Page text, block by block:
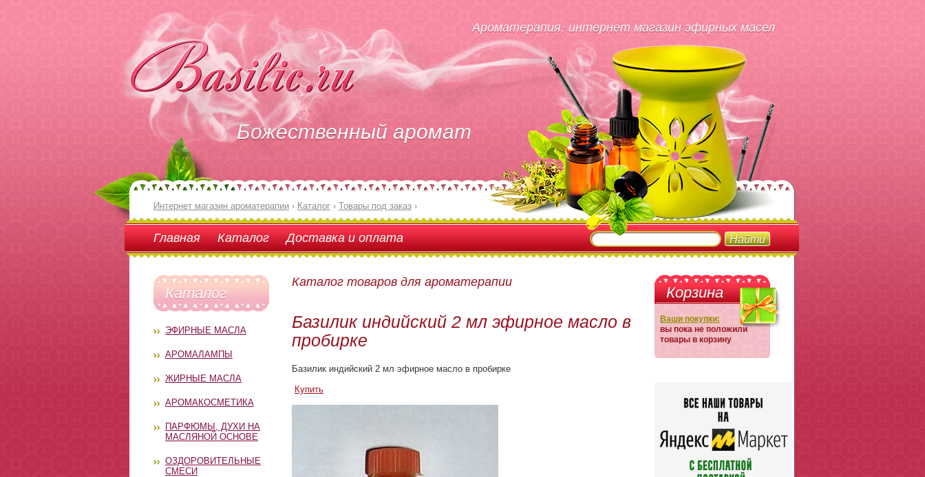
Божественный аромат
Ароматерапия: интернет магазин эфирных масел
Интернет магазин ароматерапии › Каталог › Товары под заказ ›
Главная Каталог Доставка и оплата
Каталог
ЭФИРНЫЕ МАСЛА
АРОМАЛАМПЫ
ЖИРНЫЕ МАСЛА
АРОМАКОСМЕТИКА
ПАРФЮМЫ, ДУХИ НА
МАСЛЯНОЙ ОСНОВЕ
ОЗДОРОВИТЕЛЬНЫЕ
СМЕСИ
Каталог товаров для ароматерапии
Базилик индийский 2 мл эфирное масло в
пробирке
Базилик индийский 2 мл эфирное масло в пробирке
Купить
Корзина
Ваши покупки:
вы пока не положили
товары в корзину